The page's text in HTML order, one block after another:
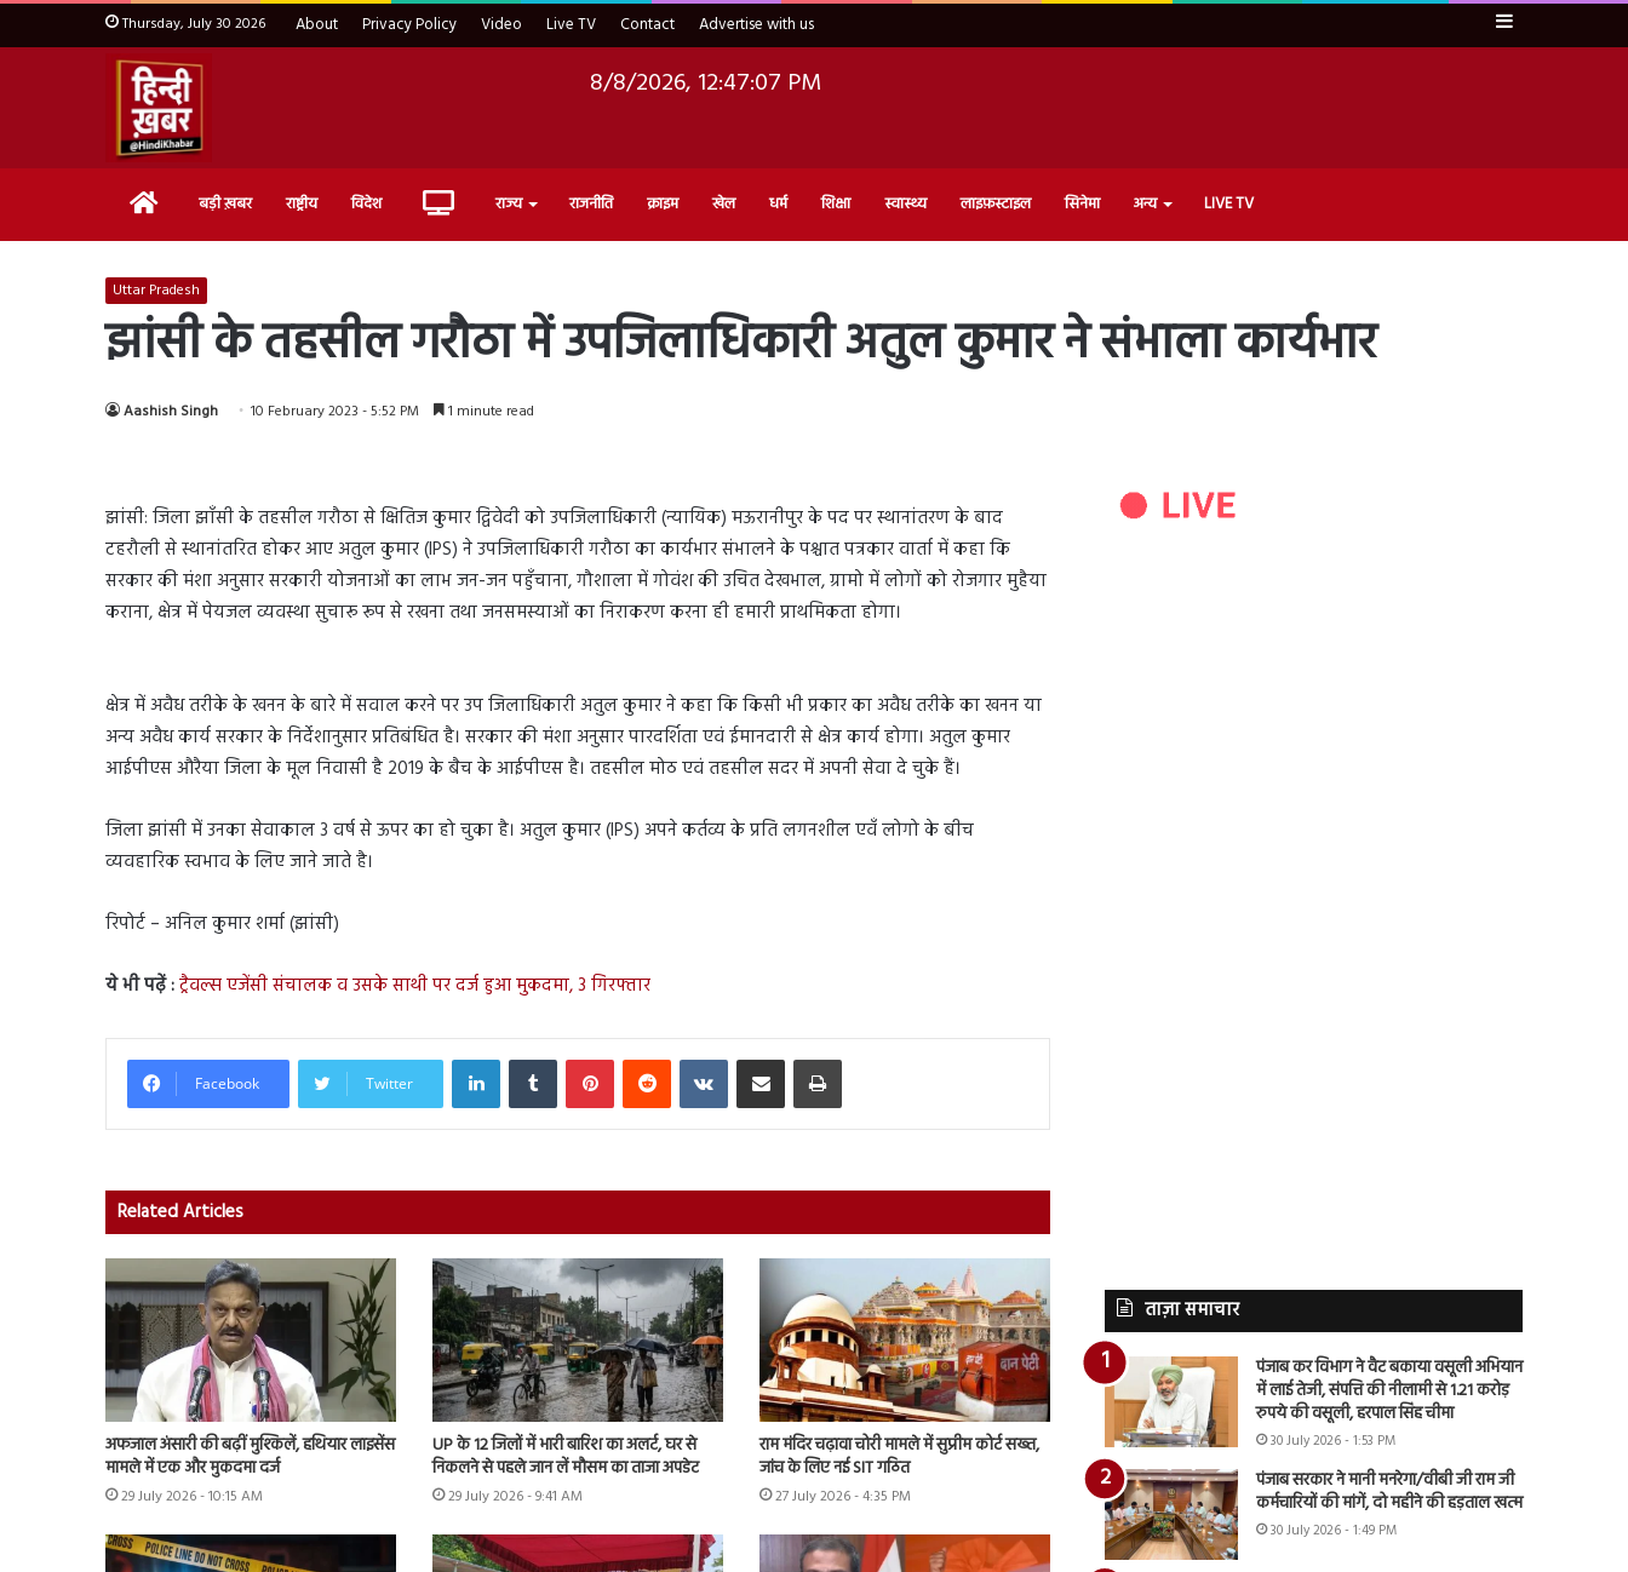
Thursday, July 30 2026 About Privacy Policy Video Live TV Contact Advertise with us Sidebar
8/8/2026, 12:47:09 PM
Home बड़ी ख़बर राष्ट्रीय विदेश Live राज्य राजनीति क्राइम खेल धर्म शिक्षा स्वास्थ्य लाइफ़स्टाइल सिनेमा अन्य LIVE TV
Uttar Pradesh
झांसी के तहसील गरौठा में उपजिलाधिकारी अतुल कुमार ने संभाला कार्यभार
Aashish Singh 10 February 2023 - 5:52 PM 1 minute read
झांसी: जिला झाँसी के तहसील गरौठा से क्षितिज कुमार द्विवेदी को उपजिलाधिकारी (न्यायिक) मऊरानीपुर के पद पर स्थानांतरण के बाद
टहरौली से स्थानांतरित होकर आए अतुल कुमार (IPS) ने उपजिलाधिकारी गरौठा का कार्यभार संभालने के पश्चात पत्रकार वार्ता में कहा कि
सरकार की मंशा अनुसार सरकारी योजनाओं का लाभ जन-जन पहुँचाना, गौशाला में गोवंश की उचित देखभाल, ग्रामो में लोगों को रोजगार मुहैया
कराना, क्षेत्र में पेयजल व्यवस्था सुचारू रूप से रखना तथा जनसमस्याओं का निराकरण करना ही हमारी प्राथमिकता होगा।
क्षेत्र में अवैध तरीके के खनन के बारे में सवाल करने पर उप जिलाधिकारी अतुल कुमार ने कहा कि किसी भी प्रकार का अवैध तरीके का खनन या
अन्य अवैध कार्य सरकार के निर्देशानुसार प्रतिबंधित है। सरकार की मंशा अनुसार पारदर्शिता एवं ईमानदारी से क्षेत्र कार्य होगा। अतुल कुमार
आईपीएस औरैया जिला के मूल निवासी है 2019 के बैच के आईपीएस है। तहसील मोठ एवं तहसील सदर में अपनी सेवा दे चुके हैं।
जिला झांसी में उनका सेवाकाल 3 वर्ष से ऊपर का हो चुका है। अतुल कुमार (IPS) अपने कर्तव्य के प्रति लगनशील एवँ लोगो के बीच
व्यवहारिक स्वभाव के लिए जाने जाते है।
रिपोर्ट – अनिल कुमार शर्मा (झांसी)
ये भी पढ़ें :ट्रैवल्स एजेंसी संचालक व उसके साथी पर दर्ज हुआ मुकदमा, 3 गिरफ्तार
Facebook Twitter
LinkedInTumblr PinterestReddit VKontakteShare via Email Print
Related Articles
अफजाल अंसारी की बढ़ीं मुश्किलें, हथियार लाइसेंस
मामले में एक और मुकदमा दर्ज
29 July 2026 - 10:15 AM
UP के 12 जिलों में भारी बारिश का अलर्ट, घर से
निकलने से पहले जान लें मौसम का ताजा अपडेट
29 July 2026 - 9:41 AM
राम मंदिर चढ़ावा चोरी मामले में सुप्रीम कोर्ट सख्त,
जांच के लिए नई SIT गठित
27 July 2026 - 4:35 PM
ताज़ा समाचार
पंजाब कर विभाग ने वैट बकाया वसूली अभियान
में लाई तेजी, संपत्ति की नीलामी से 1.21 करोड़
रुपये की वसूली, हरपाल सिंह चीमा
30 July 2026 - 1:53 PM
पंजाब सरकार ने मानी मनरेगा/वीबी जी राम जी
कर्मचारियों की मांगें, दो महीने की हड़ताल खत्म
30 July 2026 - 1:49 PM